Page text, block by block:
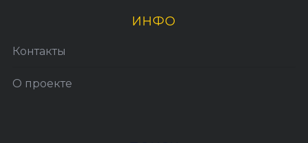
ИНФО
Контакты
О проекте